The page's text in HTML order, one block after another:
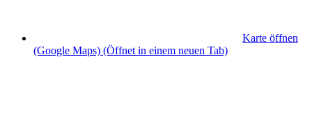
Karte öffnen
(Google Maps) (Öffnet in einem neuen Tab)